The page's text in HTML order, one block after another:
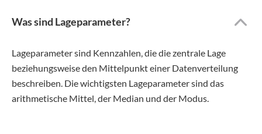
Was sind Lageparameter?
Lageparameter sind Kennzahlen, die die zentrale Lage
beziehungsweise den Mittelpunkt einer Datenverteilung
beschreiben. Die wichtigsten Lageparameter sind das
arithmetische Mittel, der Median und der Modus.